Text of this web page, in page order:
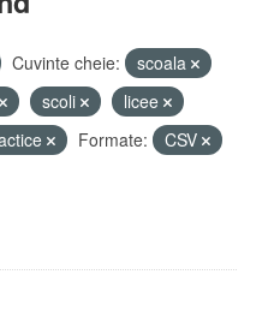
Cuvinte cheie:
scoala
scoli
licee
Formate:
CSV